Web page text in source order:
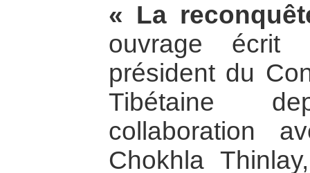
« La
ouvrage écrit
président du
Tibétaine
collaboration
Chokhla